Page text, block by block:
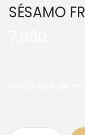
SÉSAMO